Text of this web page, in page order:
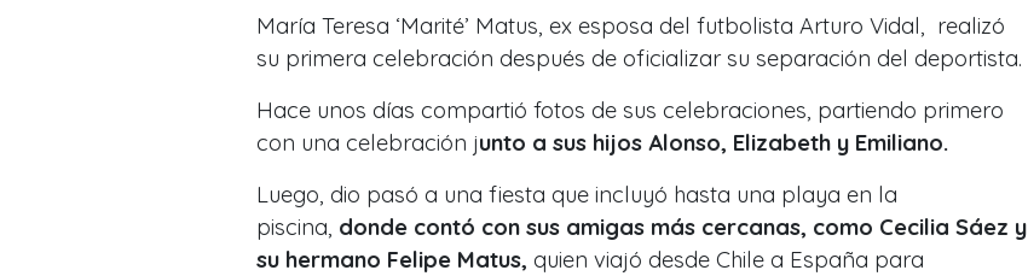
María Teresa ‘Marité’ Matus, ex esposa del futbolista Arturo Vidal, realizó
su primera celebración después de oficializar su separación del deportista.
Hace unos días compartió fotos de sus celebraciones, partiendo primero
con una celebración junto a sus hijos Alonso, Elizabeth y Emiliano.
Luego, dio pasó a una fiesta que incluyó hasta una playa en la
piscina, donde contó con sus amigas más cercanas, como Cecilia Sáez y
su hermano Felipe Matus, quien viajó desde Chile a España para